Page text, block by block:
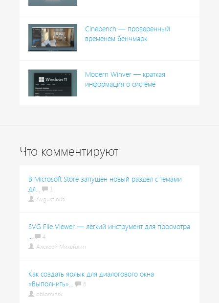
Cinebench — проверенный
временем бенчмарк
Modern Winver — краткая
информация о системе
Что комментируют
В Microsoft Store запущен новый раздел с темами
дл...
1
Avgustin85
SVG File Viewer — лёгкий инструмент для просмотра
...
4
Алексей Михайлин
Как создать ярлык для диалогового окна
«Выполнить»...
6
oblominsk